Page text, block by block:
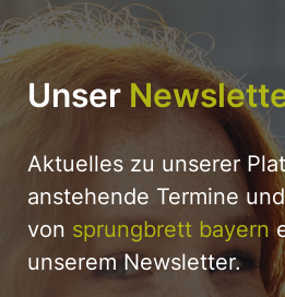
Unser
Aktuelles zu unserer
anstehende Termine
von sprungbrett bayern
unserem Newsletter.